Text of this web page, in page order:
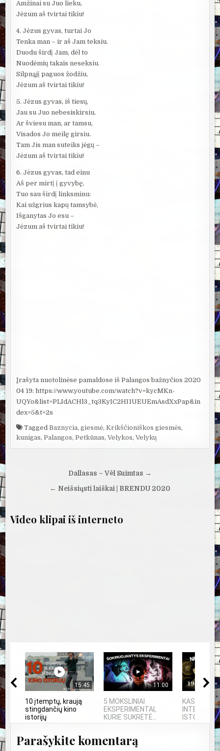
Amžinai su Juo lieku,
Jėzum aš tvirtai tikiu!
4. Jėzus gyvas, turtai Jo
Tenka man – ir aš Jam teksiu.
Duodu širdį Jam, dėl to
Nuodėmių takais neseksiu.
Silpnąjį paguos žodžiu,
Jėzum aš tvirtai tikiu!
5. Jėzus gyvas, iš tiesų,
Jau su Juo nebesiskirsiu,
Ar šviesu man, ar tamsu,
Visados Jo meilę girsiu.
Tam Jis man suteiks jėgų –
Jėzum aš tvirtai tikiu!
6. Jėzus gyvas, tad einu
Aš per mirtį į gyvybę,
Tuo sau širdį linksminu:
Kai užgrius kapų tamsybė,
Išganytas Jo esu –
Jėzum aš tvirtai tikiu!
Įrašyta nuotolinėse pamaldose iš Palangos bažnyčios 2020
04 19: https://www.youtube.com/watch?v=kycMKn-
UQYo&list=PLIdACHl3_tq3KyIC2HI1UEUEmAsdXxPap&in
dex=5&t=2s
TaggedBaznycia,giesmė,Krikščioniškos giesmės,
kunigas,Palangos,Petkūnas,Velykos,Velykų
NavigacijaDallasas – Vėl Suimtas →
← Neišsiųsti laiškai | BRENDU 2020
Video klipai iš interneto
15:45
10 įtemptų, kraują
stingdančių kino
istorijų
11:00
5 MOKSLINIAI
EKSPERIMENTAI,
KURIE SUKRĖTĖ...
KAS
ISTORIJA
Parašykite komentarą